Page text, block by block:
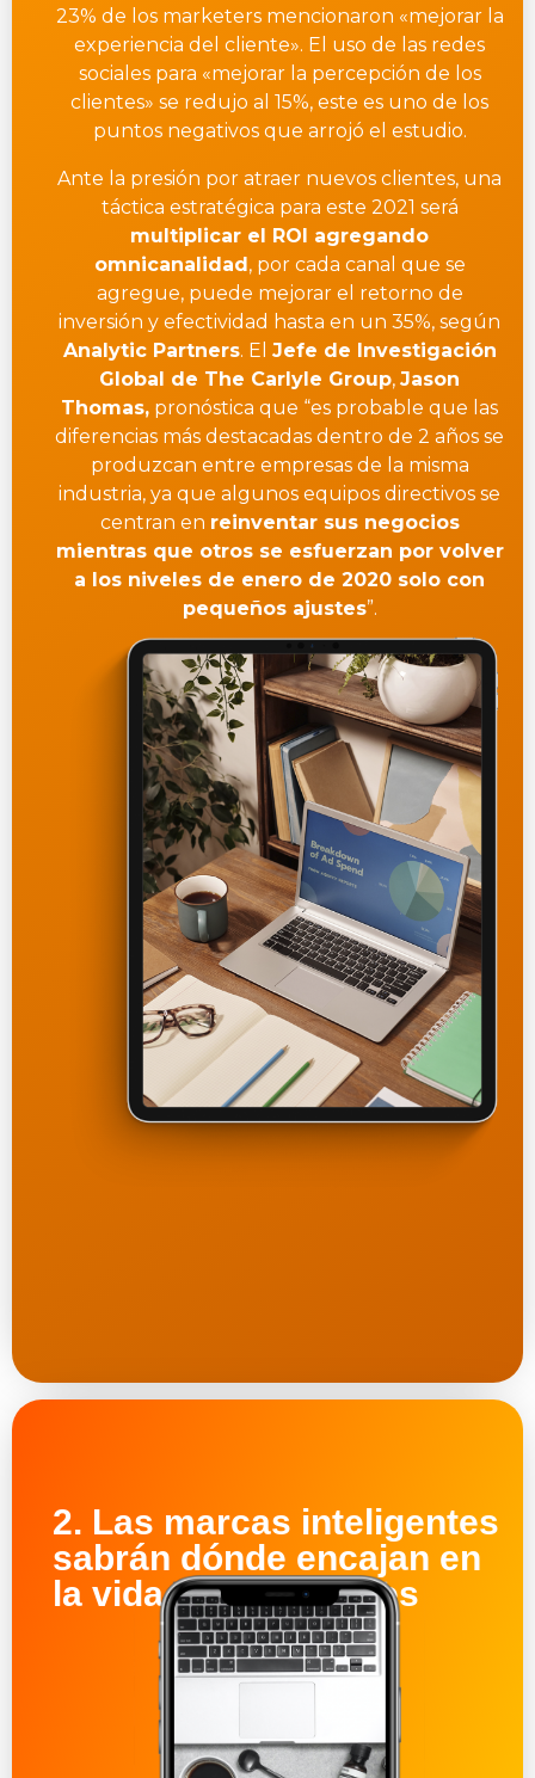
23% de los marketers mencionaron «mejorar la
experiencia del cliente». El uso de las redes
sociales para «mejorar la percepción de los
clientes» se redujo al 15%, este es uno de los
puntos negativos que arrojó el estudio.
Ante la presión por atraer nuevos clientes, una
táctica estratégica para este 2021 será
multiplicar el ROI agregando
omnicanalidad, por cada canal que se
agregue, puede mejorar el retorno de
inversión y efectividad hasta en un 35%, según
Analytic Partners. El Jefe de Investigación
Global de The Carlyle Group, Jason
Thomas, pronóstica que “es probable que las
diferencias más destacadas dentro de 2 años se
produzcan entre empresas de la misma
industria, ya que algunos equipos directivos se
centran en reinventar sus negocios
mientras que otros se esfuerzan por volver
a los niveles de enero de 2020 solo con
pequeños ajustes”.
2. Las marcas inteligentes
sabrán dónde encajan en
la vida de los clientes